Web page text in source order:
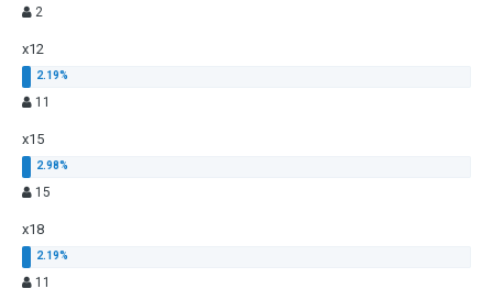
2
x12
11
x15
15
x18
11